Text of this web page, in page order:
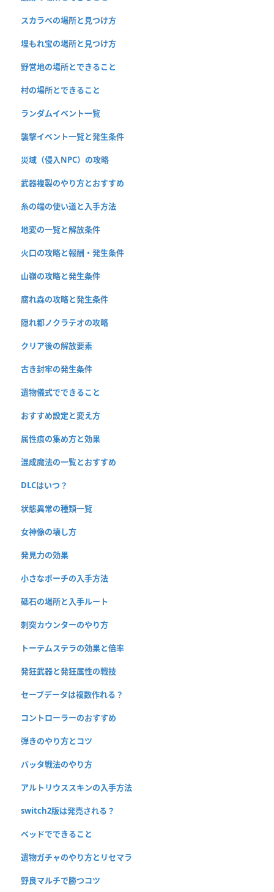
スカラベの場所と見つけ方
埋もれ宝の場所と見つけ方
野営地の場所とできること
村の場所とできること
ランダムイベント一覧
襲撃イベント一覧と発生条件
災域（侵入NPC）の攻略
武器複製のやり方とおすすめ
糸の端の使い道と入手方法
地変の一覧と解放条件
火口の攻略と報酬・発生条件
山嶺の攻略と発生条件
腐れ森の攻略と発生条件
隠れ都ノクラテオの攻略
クリア後の解放要素
古き封牢の発生条件
遺物儀式でできること
おすすめ設定と変え方
属性痕の集め方と効果
混成魔法の一覧とおすすめ
DLCはいつ？
状態異常の種類一覧
女神像の壊し方
発見力の効果
小さなポーチの入手方法
砥石の場所と入手ルート
刺突カウンターのやり方
トーテムステラの効果と倍率
発狂武器と発狂属性の戦技
セーブデータは複数作れる？
コントローラーのおすすめ
弾きのやり方とコツ
バッタ戦法のやり方
アルトリウススキンの入手方法
switch2版は発売される？
ベッドでできること
遺物ガチャのやり方とリセマラ
野良マルチで勝つコツ